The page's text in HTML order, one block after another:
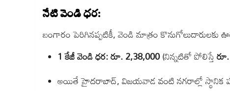
నేటి వెండి ధర:
బంగారం పెరిగినప్పటికీ, వెండి మాత్రం కొనుగోలుదారులకు
1 కేజీ వెండి ధర:రూ. 2,38,000(నిన్నటితో పోలిస్తే
అయితే హైదరాబాద్, విజయవాడ వంటి నగరాల్లో స్థానిక